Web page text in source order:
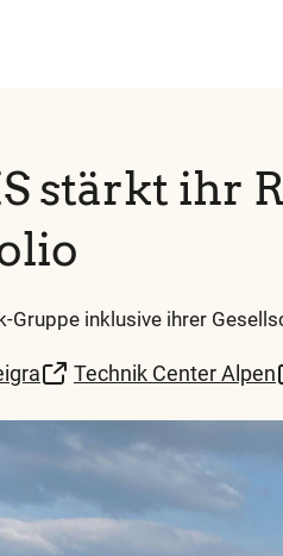
stärkt ihr
Gruppe inklusive ihrer
Technik Center Alpen